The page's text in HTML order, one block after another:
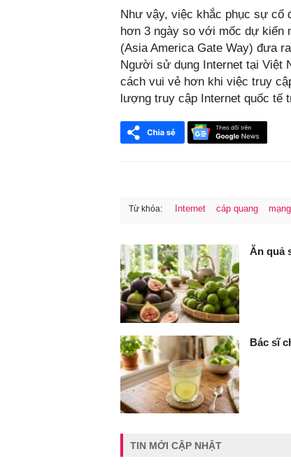
Như vậy, việc khắc phục sự cố
hơn 3 ngày so với mốc dự kiến
(Asia America Gate Way) đưa
Người sử dụng Internet tại Việt
cách vui vẻ hơn khi việc truy
lượng truy cập Internet quốc tế
Từ khóa: Internet cáp quang mạng
Ăn quả
Bác sĩ
TIN MỚI CẬP NHẬT